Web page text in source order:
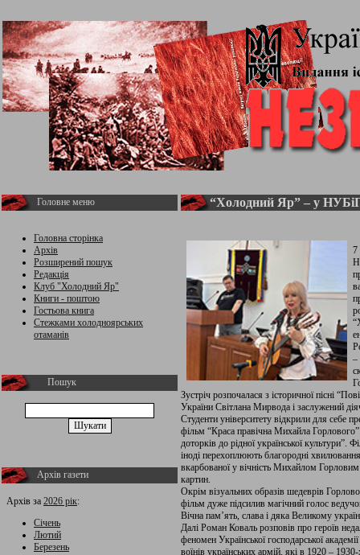
Головне меню
Головна сторінка
Архів
Розширений пошук
Редакція
Клуб "Холодний Яр"
Книги - поштою
Гостьова книга
Стежками холодноярських
отаманів
Пошук
Архів газети
Архів за 2026 рік:
Січень
Лютий
Березень
“Холодний Яр” – у
7
–
Зустріч розпочалася з історичної пісні
України Світлана Мирвода і заслужений
Студенти університету відкрили для себе
фільм “Краса правічна Михайла
доторків до рідної української
іноді перехоплюють благородні
вкарбованої у вічність Михайлом
картин.
Окрім візуальних образів шедеврів
фільм дуже підсилив магічний голос
Вічна пам’ять, слава і дяка Великому
Далі Роман Коваль розповів про героїв
феномен Української господарської
воїнів українських армій, які в 1920 –